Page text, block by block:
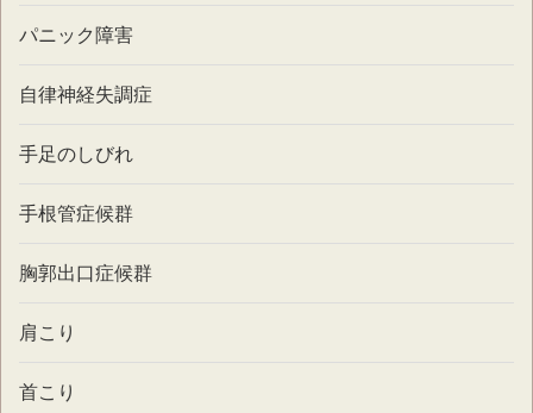
パニック障害
自律神経失調症
手足のしびれ
手根管症候群
胸郭出口症候群
肩こり
首こり